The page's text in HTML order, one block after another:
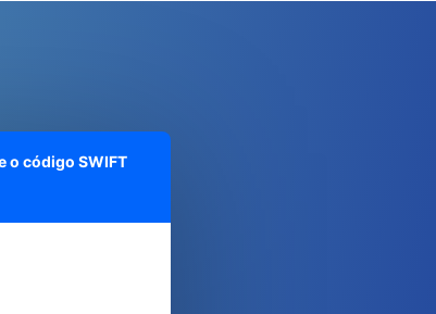
o código SWIFT